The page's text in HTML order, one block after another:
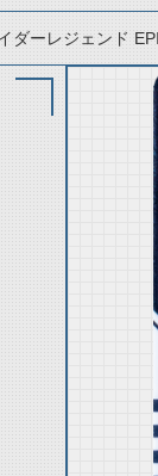
ダーレジェンド